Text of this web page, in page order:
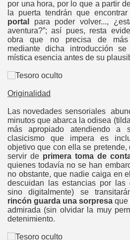
por una hora, por lo que a partir
la puerta tendrán que
portal
para poder volver...,
aventura?”; así pues, resta
obra que no precisa de más
mediante dicha introducción
mística esencia antes de su
Originalidad
Las novedades sensoriales
minutos que abarca la odisea
más apropiado atendiendo a
clasicismo que impera es
objetivo que con ella se
servir de primera toma de
quienes todavía no se han
no obstante, que nadie caiga en
descuidan las estancias por las
sino digitalmente) se
rincón guarda una sorpresa que
admirada (sin olvidar la muy
detenimiento.